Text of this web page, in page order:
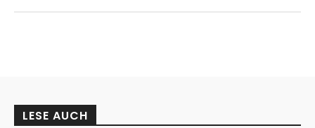
LESE AUCH